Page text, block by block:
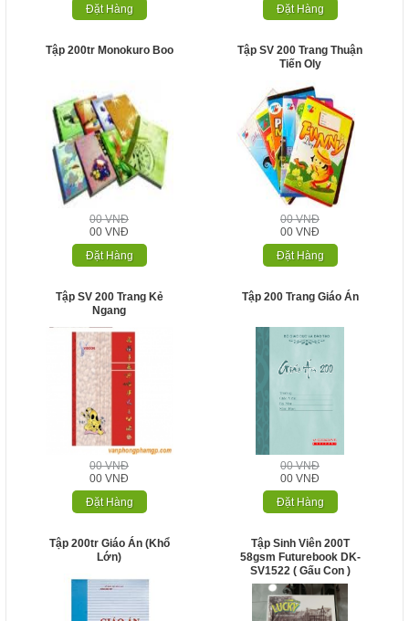
Đặt Hàng Đặt Hàng
Tập 200tr Monokuro Boo
00 VNĐ
00 VNĐ
Đặt Hàng
Tập SV 200 Trang Thuận
Tiến Oly
00 VNĐ
00 VNĐ
Đặt Hàng
Tập SV 200 Trang Kẻ
Ngang
00 VNĐ
00 VNĐ
Đặt Hàng
Tập 200 Trang Giáo Án
00 VNĐ
00 VNĐ
Đặt Hàng
Tập 200tr Giáo Án (Khổ
Lớn)
Tập Sinh Viên 200T
58gsm Futurebook DK-
SV1522 ( Gấu Con )